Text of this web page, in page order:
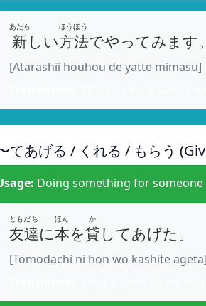
新
あたら
しい方法
ほうほう
でやってみます。
[Atarashii houhou de yatte mimasu]
てあげる / くれる / もらう
Doing something for someone
友達
ともだち
に本
ほん
を貸
か
してあげた。
[Tomodachi ni hon wo kashite ageta]